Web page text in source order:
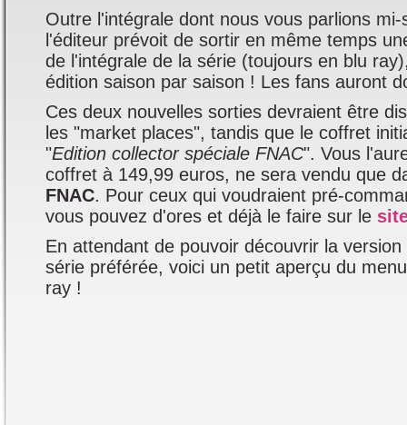
Outre l'intégrale dont nous vous parlions
l'éditeur prévoit de sortir en même temps
de l'intégrale de la série (toujours en blu
édition saison par saison ! Les fans auront
Ces deux nouvelles sorties devraient être
les "market places", tandis que le coffret
"Edition collector spéciale FNAC". Vous
coffret à 149,99 euros, ne sera vendu que
FNAC. Pour ceux qui voudraient pré-
vous pouvez d'ores et déjà le faire sur le
En attendant de pouvoir découvrir la
série préférée, voici un petit aperçu du
ray !